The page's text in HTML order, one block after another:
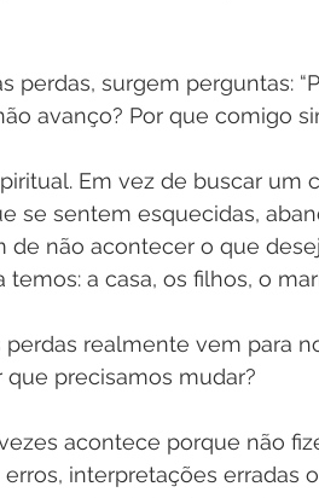
perdas, surgem perguntas:
avanço? Por que comigo
Em vez de buscar um
se sentem esquecidas,
de não acontecer o que
a casa, os filhos, o
perdas realmente vem para
que precisamos mudar?
acontece porque não
interpretações erradas